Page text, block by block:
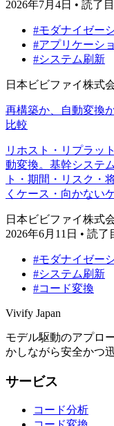
2026年7月4日 • 読了
#モダナイゼー
#アプリケーシ
#システム刷新
日本ビビファイ株式
再構築か、自動変換
比較
リホスト・リプラッ
動変換。基幹システ
ト・期間・リスク・
くケース・向かない
日本ビビファイ株式
2026年6月11日 • 読了
#モダナイゼー
#システム刷新
#コード変換
Vivify Japan
モデル駆動のアプロ
かしながら安全かつ
サービス
コード分析